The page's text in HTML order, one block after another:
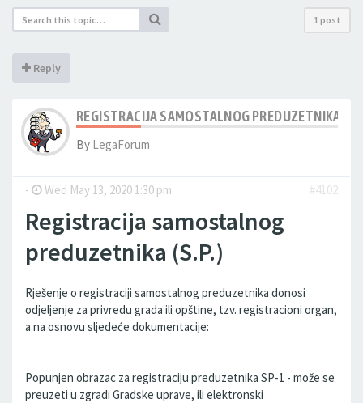
1 post
Reply
REGISTRACIJA SAMOSTALNOG PREDUZETNIKA
By LegaForum
- Wed May 13, 2020 1:30 pm #4102
Registracija samostalnog
preduzetnika (S.P.)
Rješenje o registraciji samostalnog preduzetnika donosi
odjeljenje za privredu grada ili opštine, tzv. registracioni organ,
a na osnovu sljedeće dokumentacije:
Popunjen obrazac za registraciju preduzetnika SP-1 - može se
preuzeti u zgradi Gradske uprave, ili elektronski